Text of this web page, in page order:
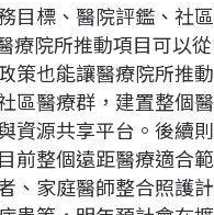
目標、醫院評鑑、社
療院所推動項目可以
策也能讓醫療院所推
區醫療群，建置整個
資源共享平台。後續
前整個遠距醫療適合
、家庭醫師整合照護